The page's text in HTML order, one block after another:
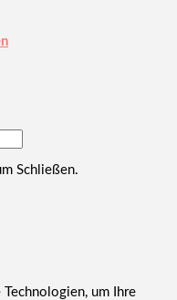
Schließen.
um Ihre